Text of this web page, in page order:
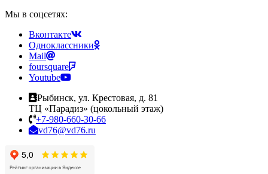
Мы в соцсетях:
Вконтакте
Одноклассники
Mail
foursquare
Youtube
Рыбинск, ул. Крестовая, д. 81
ТЦ «Парадиз» (цокольный этаж)
+7-980-660-30-66
vd76@vd76.ru